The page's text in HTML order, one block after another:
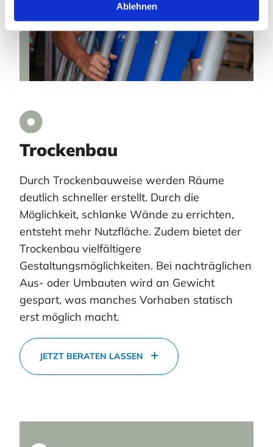
Ablehnen
Trockenbau
Durch Trockenbauweise werden Räume
deutlich schneller erstellt. Durch die
Möglichkeit, schlanke Wände zu errichten,
entsteht mehr Nutzfläche. Zudem bietet der
Trockenbau vielfältigere
Gestaltungsmöglichkeiten. Bei nachträglichen
Aus- oder Umbauten wird an Gewicht
gespart, was manches Vorhaben statisch
erst möglich macht.
JETZT BERATEN LASSEN